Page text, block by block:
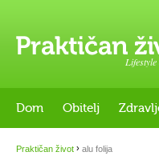
Dom Obitelj
Praktičan život › alu folija